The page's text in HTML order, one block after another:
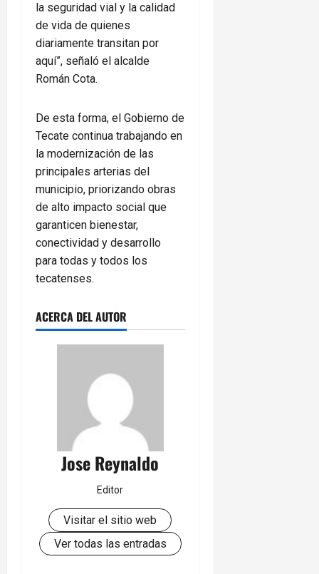
la seguridad vial y la calidad
de vida de quienes
diariamente transitan por
aquí”, señaló el alcalde
Román Cota.
De esta forma, el Gobierno de
Tecate continua trabajando en
la modernización de las
principales arterias del
municipio, priorizando obras
de alto impacto social que
garanticen bienestar,
conectividad y desarrollo
para todas y todos los
tecatenses.
ACERCA DEL AUTOR
Jose Reynaldo
Editor
Visitar el sitio web
Ver todas las entradas